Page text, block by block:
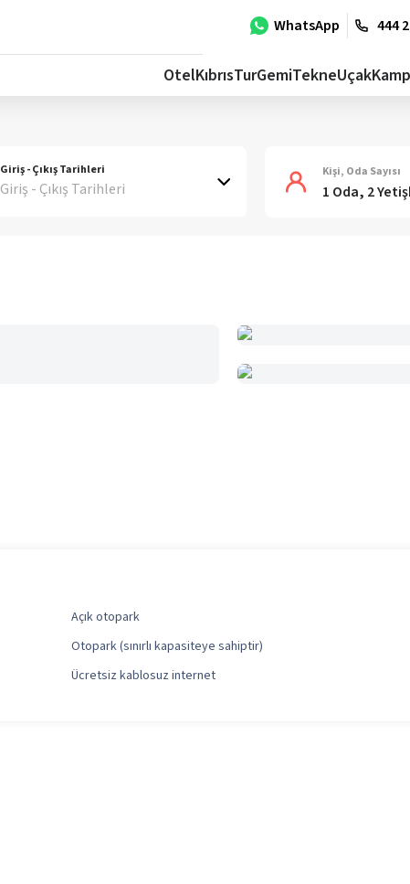
WhatsApp 444
OtelKıbrısTurGemiTekneUçak
Giriş - Çıkış Tarihleri
Giriş - Çıkış Tarihleri
Kişi, Oda Sayısı
1 Oda, 2
Açık otopark
Otopark (sınırlı kapasiteye sahiptir)
Ücretsiz kablosuz internet